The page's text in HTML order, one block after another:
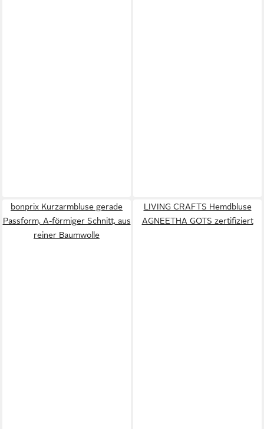
bonprix Kurzarmbluse gerade
Passform, A-förmiger Schnitt, aus
reiner Baumwolle
LIVING CRAFTS Hemdbluse
AGNEETHA GOTS zertifiziert